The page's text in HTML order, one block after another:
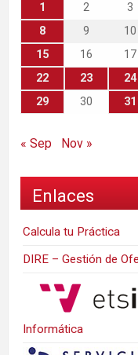
1
2 3
8
9 10
15
16 17
22
23 24
29
30 31
« Sep Nov »
Enlaces
Calcula tu Práctica
DIRE – Gestión de
Informática